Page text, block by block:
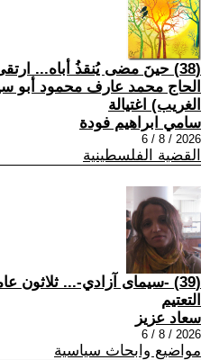
(38) حينَ مضى يُنقذُ أباه...
الحاج محمد عارف محمود أبو
الغريب) اغتيالة
سامي ابراهيم فودة
2026 / 8 / 6
القضية الفلسطينية
(39) -سيمای آزادي-... ثلاثون
التعتيم
سعاد عزيز
2026 / 8 / 6
مواضيع وابحاث سياسية